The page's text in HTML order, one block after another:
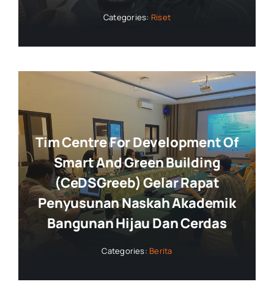
Categories: Riset
Tim Centre For Development Of
Smart And Green Building
(CeDSGreeb) Gelar Rapat
Penyusunan Naskah Akademik
Bangunan Hijau Dan Cerdas
Categories: Berita